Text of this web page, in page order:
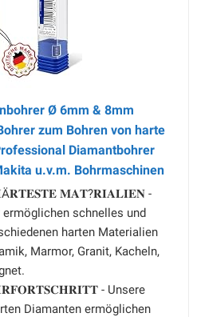
Ø 6mm & 8mm
zum Bohren von harte
Diamantbohrer
u.v.m. Bohrmaschinen
𝐌𝐀𝐓?𝐑𝐈𝐀𝐋𝐈𝐄𝐍 -
schnelles und
harten Materialien
Marmor, Granit, Kacheln,
- Unsere
Diamanten ermöglichen